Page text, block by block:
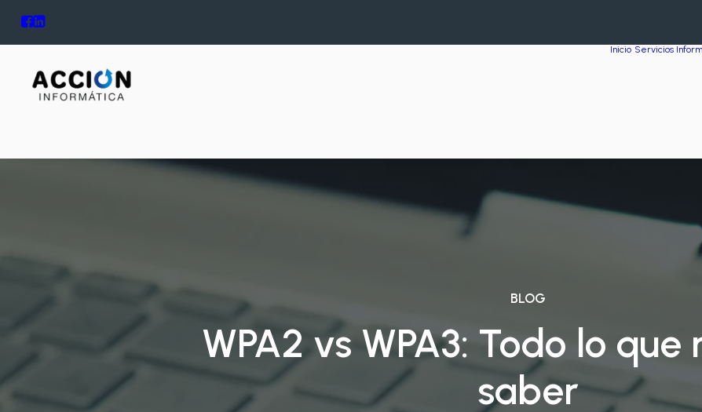
Inicio Servicios
BLOG
WPA2 vs WPA3: Todo lo que
saber